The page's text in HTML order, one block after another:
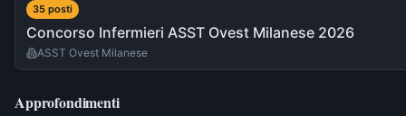
35 posti
Concorso Infermieri ASST Ovest Milanese 2026
ASST Ovest Milanese
Approfondimenti